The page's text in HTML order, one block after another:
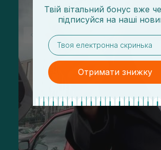
Твій вітальний бонус вже
підписуйся на наші
email
Отримати знижку